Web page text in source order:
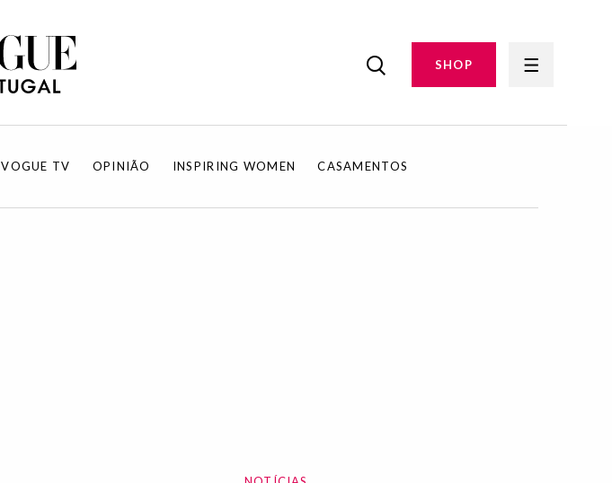
SHOP
VOGUE TV OPINIÃO INSPIRING WOMEN CASAMENTOS